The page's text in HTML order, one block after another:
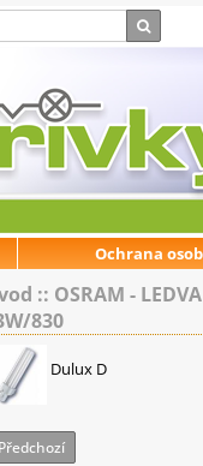
Ochrana
:: OSRAM -
830
Dulux D
Předchozí